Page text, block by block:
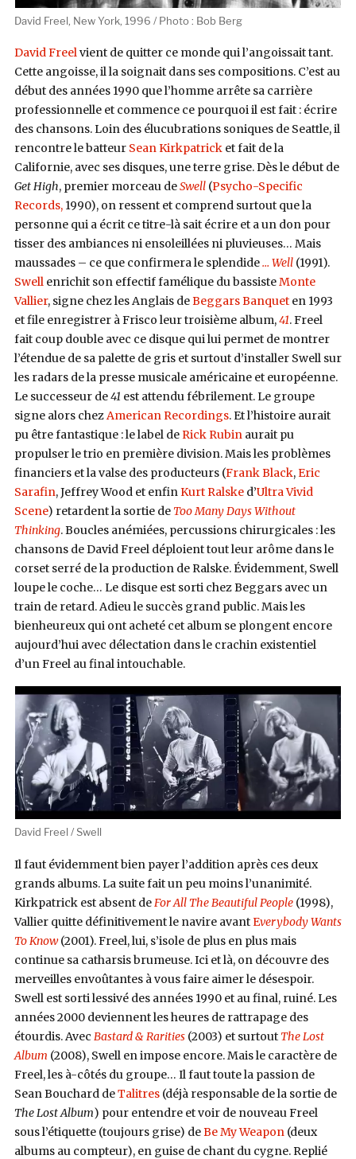
David Freel, New York, 1996 / Photo : Bob Berg
David Freelvient de quitter ce monde qui l’angoissait tant.
Cette angoisse, il la soignait dans ses compositions. C’est au
début des années 1990 que l’homme arrête sa carrière
professionnelle et commence ce pourquoi il est fait : écrire
des chansons. Loin des élucubrations soniques de Seattle, il
rencontre le batteur Sean Kirkpatricket fait de la
Californie, avec ses disques, une terre grise. Dès le début de
Get High, premier morceau deSwell(Psycho-Specific
Records,1990), on ressent et comprend surtout que la
personne qui a écrit ce titre-là sait écrire et a un don pour
tisser des ambiances ni ensoleillées ni pluvieuses… Mais
maussades – ce que confirmera le splendide… Well(1991).
Swellenrichit son effectif famélique du bassisteMonte
Vallier, signe chez les Anglais deBeggars Banqueten 1993
et file enregistrer à Frisco leur troisième album,41. Freel
fait coup double avec ce disque qui lui permet de montrer
l’étendue de sa palette de gris et surtout d’installer Swell sur
les radars de la presse musicale américaine et européenne.
Le successeur de41est attendu fébrilement. Le groupe
signe alors chezAmerican Recordings. Et l’histoire aurait
pu être fantastique : le label deRick Rubinaurait pu
propulser le trio en première division. Mais les problèmes
financiers et la valse des producteurs (Frank Black,Eric
Sarafin, Jeffrey Wood et enfinKurt Ralsked’Ultra Vivid
Scene) retardent la sortie de Too Many Days Without
Thinking. Boucles anémiées, percussions chirurgicales : les
chansons de David Freel déploient tout leur arôme dans le
corset serré de la production de Ralske. Évidemment, Swell
loupe le coche… Le disque est sorti chez Beggars avec un
train de retard. Adieu le succès grand public. Mais les
bienheureux qui ont acheté cet album se plongent encore
aujourd’hui avec délectation dans le crachin existentiel
d’un Freel au final intouchable.
David Freel / Swell
Il faut évidemment bien payer l’addition après ces deux
grands albums. La suite fait un peu moins l’unanimité.
Kirkpatrick est absent deFor All The Beautiful People (1998),
Vallier quitte définitivement le navire avantEverybody Wants
To Know(2001). Freel, lui, s’isole de plus en plus mais
continue sa catharsis brumeuse. Ici et là, on découvre des
merveilles envoûtantes à vous faire aimer le désespoir.
Swell est sorti lessivé des années 1990 et au final, ruiné. Les
années 2000 deviennent les heures de rattrapage des
étourdis. Avec Bastard & Rarities(2003) et surtout The Lost
Album (2008), Swell en impose encore. Mais le caractère de
Freel, les à-côtés du groupe… Il faut toute la passion de
Sean Bouchard deTalitres(déjà responsable de la sortie de
The Lost Album) pour entendre et voir de nouveau Freel
sous l’étiquette (toujours grise) deBe My Weapon(deux
albums au compteur), en guise de chant du cygne. Replié